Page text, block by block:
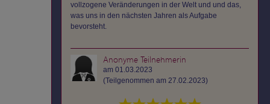
vollzogene Veränderungen in der Welt und und das,
was uns in den nächsten Jahren als Aufgabe
bevorsteht.
Anonyme Teilnehmerin
am 01.03.2023
(Teilgenommen am 27.02.2023)